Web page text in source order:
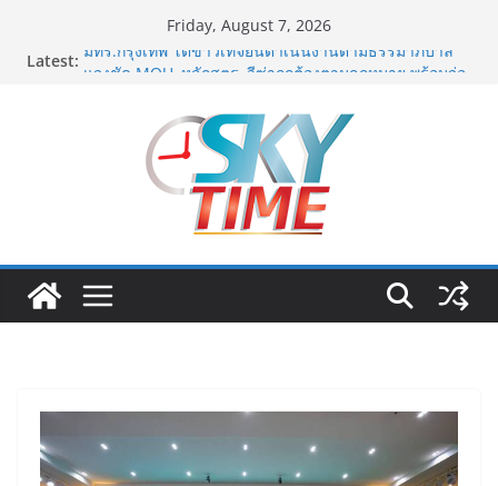
Friday, August 7, 2026
Latest: มทร.กรุงเทพ โต้ข่าวเท็จยันดำเนินงานตามธรรมาภิบาล
ฟุตซอลไทย พ่าย รัสเซีย 1-7 ส่งท้ายรายการ คอนติเนนทัล
ฟุตซอล แชมเปี้ยนชิพ 2026
ททท. เดินหน้ารุกตลาด Corporate Travel ดึงเอเย่นต์กว่า
52 บริษัท ทดสอบเส้นทางท่องเที่ยว Corporate ยกระดับ
ภาคตะวันออกสู่จุดหมายปลายทางคุณภาพ
ททท. ต้อนรับเที่ยวบินปฐมฤกษ์สายการบิน TransNusa
Airlines เส้นทางจาการ์ตา-กรุงเทพฯ เสริม Air
Connectivity ดึงนักท่องเที่ยวคุณภาพจากอินโดนีเซีย เริ่ม
เที่ยวแรกบินแรก 6 สิงหาคมนี้
ม.วลัยลักษณ์ จับมือ รพ.กรุงเทพสิริโรจน์ ยกระดับ